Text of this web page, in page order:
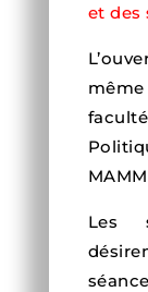
et des
Les